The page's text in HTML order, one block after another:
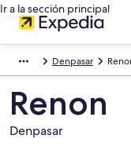
Ir a la sección principal
Denpasar
Renon
Denpasar